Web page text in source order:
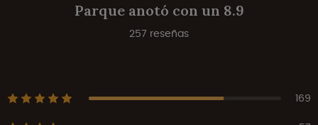
Parque anotó con un 8.9
257 reseñas
169